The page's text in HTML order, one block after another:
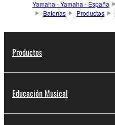
Yamaha - Yamaha - España
Baterías
Productos
Productos
Educación Musical